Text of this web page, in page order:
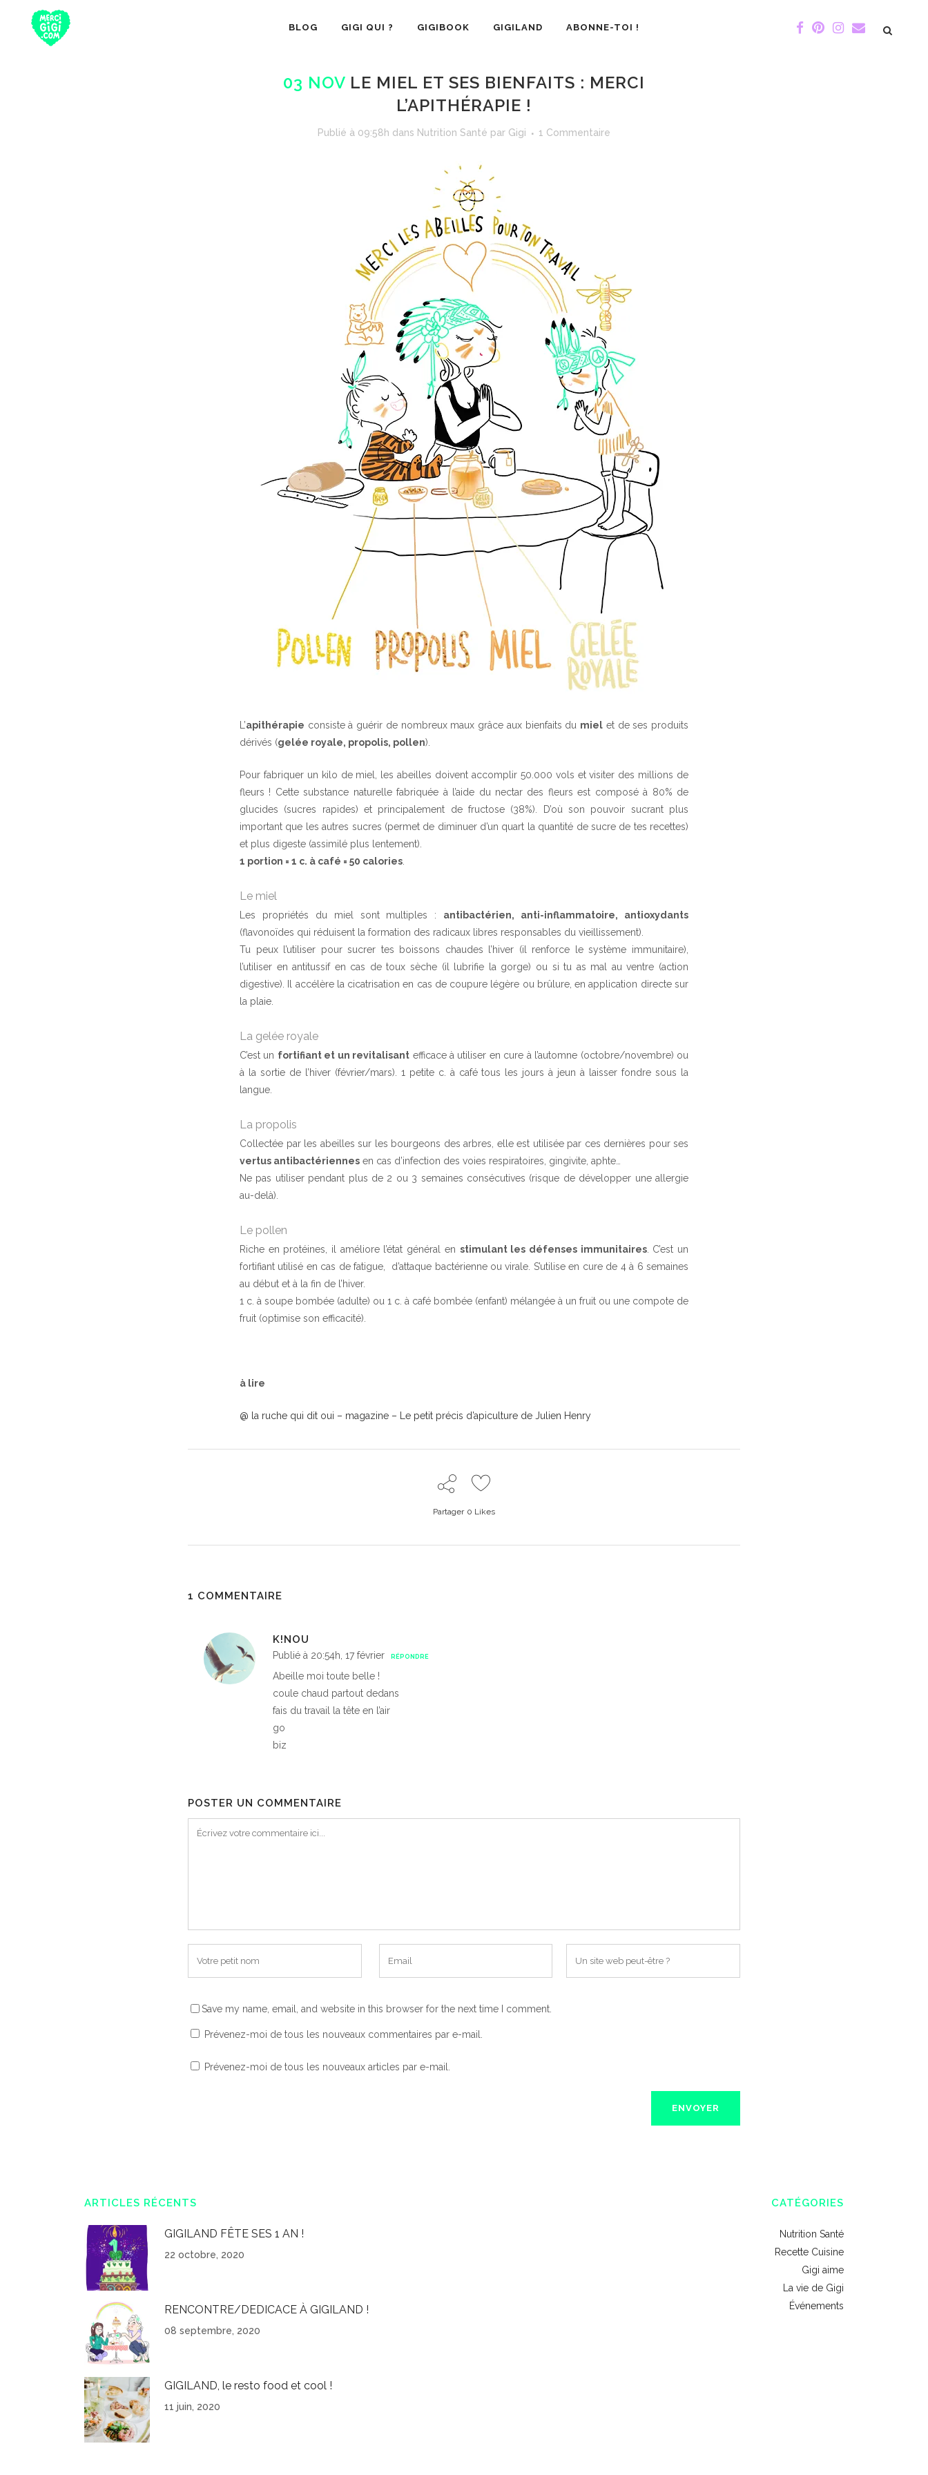
BLOG GIGI QUI ? GIGIBOOK GIGILAND ABONNE-TOI !
03 NOV LE MIEL ET SES BIENFAITS : MERCI
L’APITHÉRAPIE !
Publié à 09:58h dans Nutrition Santé par Gigi 1 Commentaire
L’apithérapie consiste à guérir de nombreux maux grâce aux bienfaits du miel et de ses produits
dérivés (gelée royale, propolis, pollen).
Pour fabriquer un kilo de miel, les abeilles doivent accomplir 50.000 vols et visiter des millions de
fleurs ! Cette substance naturelle fabriquée à l’aide du nectar des fleurs est composé à 80% de
glucides (sucres rapides) et principalement de fructose (38%). D’où son pouvoir sucrant plus
important que les autres sucres (permet de diminuer d’un quart la quantité de sucre de tes recettes)
et plus digeste (assimilé plus lentement).
1 portion = 1 c. à café = 50 calories
Le miel
Les propriétés du miel sont multiples : antibactérien, anti-inflammatoire, antioxydants
(flavonoïdes qui réduisent la formation des radicaux libres responsables du vieillissement).
Tu peux l’utiliser pour sucrer tes boissons chaudes l’hiver (il renforce le système immunitaire),
l’utiliser en antitussif en cas de toux sèche (il lubrifie la gorge) ou si tu as mal au ventre (action
digestive). Il accélère la cicatrisation en cas de coupure légère ou brûlure, en application directe sur
la plaie.
La gelée royale
C’est un fortifiant et un revitalisant efficace à utiliser en cure à l’automne (octobre/novembre) ou
à la sortie de l’hiver (février/mars). 1 petite c. à café tous les jours à jeun à laisser fondre sous la
langue.
La propolis
Collectée par les abeilles sur les bourgeons des arbres, elle est utilisée par ces dernières pour ses
vertus antibactériennes en cas d’infection des voies respiratoires, gingivite, aphte…
Ne pas utiliser pendant plus de 2 ou 3 semaines consécutives (risque de développer une allergie
au-delà).
Le pollen
Riche en protéines, il améliore l’état général en stimulant les défenses immunitaires. C’est un
fortifiant utilisé en cas de fatigue, d’attaque bactérienne ou virale. S’utilise en cure de 4 à 6 semaines
au début et à la fin de l’hiver.
1 c. à soupe bombée (adulte) ou 1 c. à café bombée (enfant) mélangée à un fruit ou une compote de
fruit (optimise son efficacité).
à lire
@ la ruche qui dit oui – magazine – Le petit précis d’apiculture de Julien Henry
Partager 0 Likes
1 COMMENTAIRE
K!NOU
Publié à 20:54h, 17 février RÉPONDRE
Abeille moi toute belle !
coule chaud partout dedans
fais du travail la tête en l’air
go
biz
POSTER UN COMMENTAIRE
Save my name, email, and website in this browser for the next time I comment.
Prévenez-moi de tous les nouveaux commentaires par e-mail.
Prévenez-moi de tous les nouveaux articles par e-mail.
ARTICLES RÉCENTS
GIGILAND FÊTE SES 1 AN !
22 octobre, 2020
RENCONTRE/DEDICACE À GIGILAND !
08 septembre, 2020
GIGILAND, le resto food et cool !
11 juin, 2020
CATÉGORIES
Nutrition Santé
Recette Cuisine
Gigi aime
La vie de Gigi
Événements